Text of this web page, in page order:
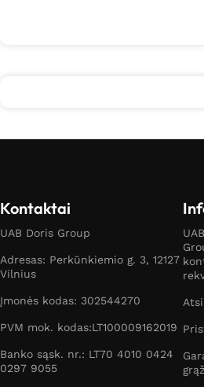
Kontaktai
UAB Doris Group
Adresas: Perkūnkiemio g. 3, 12127
Vilnius
Įmonės kodas: 302544270
PVM mok. kodas:LT100009162019
Banko sąsk. nr.: LT70 4010 0424
0297 9055